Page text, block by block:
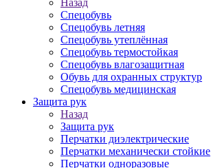
Назад
Спецобувь
Спецобувь летняя
Спецобувь утеплённая
Спецобувь термостойкая
Спецобувь влагозащитная
Обувь для охранных структур
Спецобувь медицинская
Защита рук
Назад
Защита рук
Перчатки диэлектрические
Перчатки механически стойкие
Перчатки одноразовые